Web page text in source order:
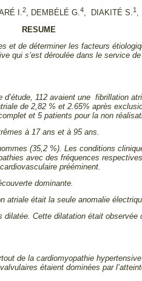
I.2, DEMBÉLÉ G.4, DIAKITÉ S.1 ,
RESUME
et de déterminer les facteurs
qui s’est déroulée dans le service
112 avaient une fibrillation
de 2,82 % et 2.65% après
et 5 patients pour la non
à 17 ans et à 95 ans.
(35,2 %). Les conditions
avec des fréquences
prééminent.
dominante.
atriale était la seule anomalie
dilatée. Cette dilatation était
de la cardiomyopathie
étaient dominées par